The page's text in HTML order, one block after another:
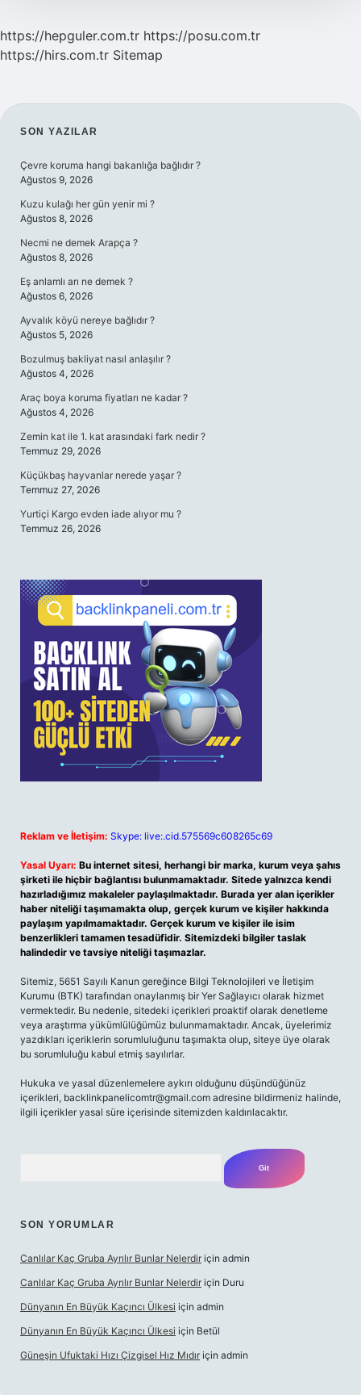
https://hepguler.com.tr https://posu.com.tr
https://hirs.com.tr Sitemap
SIDEBAR
SON YAZILAR
Çevre koruma hangi bakanlığa bağlıdır ?
Ağustos 9, 2026
Kuzu kulağı her gün yenir mi ?
Ağustos 8, 2026
Necmi ne demek Arapça ?
Ağustos 8, 2026
Eş anlamlı arı ne demek ?
Ağustos 6, 2026
Ayvalık köyü nereye bağlıdır ?
Ağustos 5, 2026
Bozulmuş bakliyat nasıl anlaşılır ?
Ağustos 4, 2026
Araç boya koruma fiyatları ne kadar ?
Ağustos 4, 2026
Zemin kat ile 1. kat arasındaki fark nedir ?
Temmuz 29, 2026
Küçükbaş hayvanlar nerede yaşar ?
Temmuz 27, 2026
Yurtiçi Kargo evden iade alıyor mu ?
Temmuz 26, 2026
Reklam ve İletişim: Skype: live:.cid.575569c608265c69
Yasal Uyarı: Bu internet sitesi, herhangi bir marka, kurum veya şahıs
şirketi ile hiçbir bağlantısı bulunmamaktadır. Sitede yalnızca kendi
hazırladığımız makaleler paylaşılmaktadır. Burada yer alan içerikler
haber niteliği taşımamakta olup, gerçek kurum ve kişiler hakkında
paylaşım yapılmamaktadır. Gerçek kurum ve kişiler ile isim
benzerlikleri tamamen tesadüfidir. Sitemizdeki bilgiler taslak
halindedir ve tavsiye niteliği taşımazlar.
Sitemiz, 5651 Sayılı Kanun gereğince Bilgi Teknolojileri ve İletişim
Kurumu (BTK) tarafından onaylanmış bir Yer Sağlayıcı olarak hizmet
vermektedir. Bu nedenle, sitedeki içerikleri proaktif olarak denetleme
veya araştırma yükümlülüğümüz bulunmamaktadır. Ancak, üyelerimiz
yazdıkları içeriklerin sorumluluğunu taşımakta olup, siteye üye olarak
bu sorumluluğu kabul etmiş sayılırlar.
Hukuka ve yasal düzenlemelere aykırı olduğunu düşündüğünüz
içerikleri, backlinkpanelicomtr@gmail.com adresine bildirmeniz halinde,
ilgili içerikler yasal süre içerisinde sitemizden kaldırılacaktır.
SON YORUMLAR
Canlılar Kaç Gruba Ayrılır Bunlar Nelerdir için admin
Canlılar Kaç Gruba Ayrılır Bunlar Nelerdir için Duru
Dünyanın En Büyük Kaçıncı Ülkesi için admin
Dünyanın En Büyük Kaçıncı Ülkesi için Betül
Güneşin Ufuktaki Hızı Çizgisel Hız Mıdır için admin